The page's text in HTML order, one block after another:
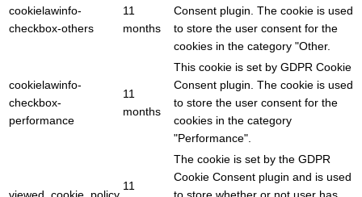
cookielawinfo-
checkbox-others
11
months
Consent plugin. The cookie is used
to store the user consent for the
cookies in the category "Other.
cookielawinfo-
checkbox-
performance
11
months
This cookie is set by GDPR Cookie
Consent plugin. The cookie is used
to store the user consent for the
cookies in the category
"Performance".
11
The cookie is set by the GDPR
Cookie Consent plugin and is used